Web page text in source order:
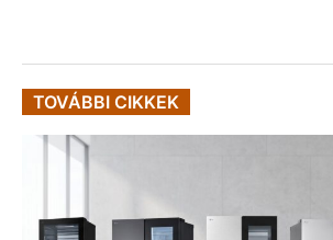
TOVÁBBI CIKKEK